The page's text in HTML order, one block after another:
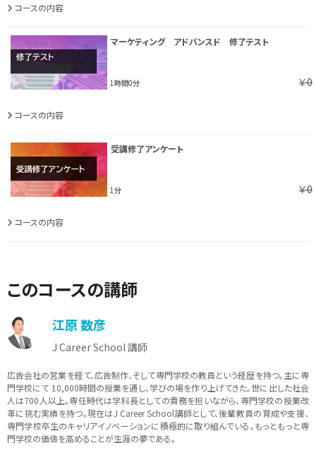
コースの内容
マーケティング アドバンスド 修了テスト
1時間0分 ￥0
コースの内容
受講修了アンケート
1分 ￥0
コースの内容
このコースの講師
江原 数彦
J Career School 講師
広告会社の営業を経て、広告制作、そして専門学校の教員という経歴を持つ。主に専
門学校にて 10,000時間の授業を通し、学びの場を作り上げてきた。世に出した社会
人は700人以上。専任時代は学科長としての責務を担いながら、専門学校の授業改
革に挑む実績を持つ。現在はJ Career School講師として、後輩教員の育成や支援、
専門学校卒生のキャリアイノベーションに積極的に取り組んでいる。もっともっと専
門学校の価値を高めることが生涯の夢である。